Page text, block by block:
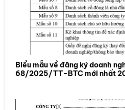
Biểu mẫu về đăng ký doanh
68/2025/TT-BTC mới nhất